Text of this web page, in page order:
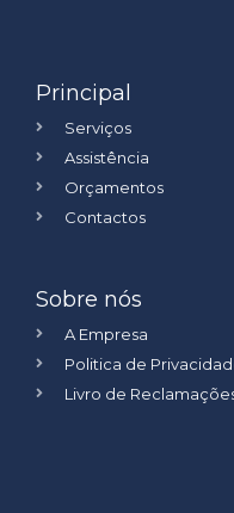
Principal
Serviços
Assistência
Orçamentos
Contactos
Sobre nós
A Empresa
Politica de
Livro de